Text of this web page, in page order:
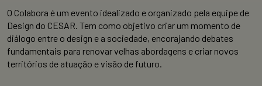
O Colabora é um evento idealizado e organizado pela equipe de
Design do CESAR. Tem como objetivo criar um momento de
diálogo entre o design e a sociedade, encorajando debates
fundamentais para renovar velhas abordagens e criar novos
territórios de atuação e visão de futuro.